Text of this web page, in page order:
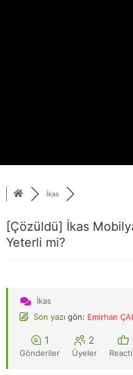
İkas
[Çözüldü] İkas
Yeterli mi?
İkas
Son yazı gön: Emirhan
1
Gönderiler
2
Üyeler